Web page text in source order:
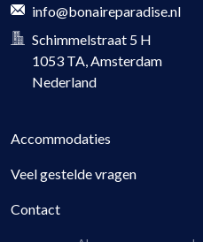
info@bonaireparadise.nl
Schimmelstraat 5 H
1053 TA, Amsterdam
Nederland
Accommodaties
Veel gestelde vragen
Contact